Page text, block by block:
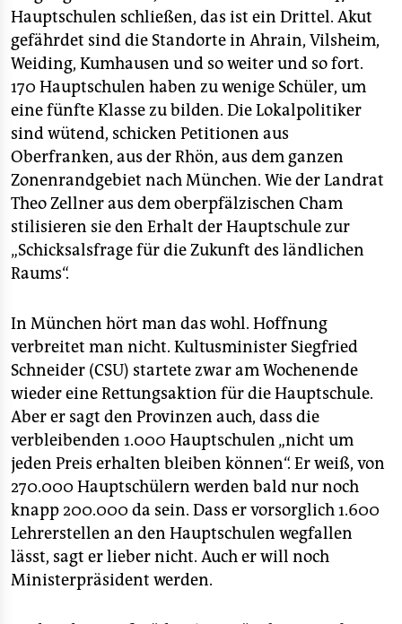
Hauptschulen schließen, das ist ein Drittel. Akut
gefährdet sind die Standorte in Ahrain, Vilsheim,
Weiding, Kumhausen und so weiter und so fort.
170 Hauptschulen haben zu wenige Schüler, um
eine fünfte Klasse zu bilden. Die Lokalpolitiker
sind wütend, schicken Petitionen aus
Oberfranken, aus der Rhön, aus dem ganzen
Zonenrandgebiet nach München. Wie der Landrat
Theo Zellner aus dem oberpfälzischen Cham
stilisieren sie den Erhalt der Hauptschule zur
„Schicksalsfrage für die Zukunft des ländlichen
Raums“.
In München hört man das wohl. Hoffnung
verbreitet man nicht. Kultusminister Siegfried
Schneider (CSU) startete zwar am Wochenende
wieder eine Rettungsaktion für die Hauptschule.
Aber er sagt den Provinzen auch, dass die
verbleibenden 1.000 Hauptschulen „nicht um
jeden Preis erhalten bleiben können“. Er weiß, von
270.000 Hauptschülern werden bald nur noch
knapp 200.000 da sein. Dass er vorsorglich 1.600
Lehrerstellen an den Hauptschulen wegfallen
lässt, sagt er lieber nicht. Auch er will noch
Ministerpräsident werden.